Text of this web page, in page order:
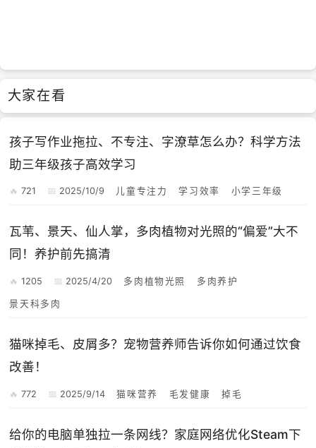
大家在看
孩子写作业拖拉、不专注、字潦草怎么办？科学方法
助三年级孩子高效学习
721 2025/10/9 儿童专注力 学习效率 小学三年级
瓦苇、景天、仙人掌，多肉植物对光照的“偏爱”大不
同！养护前先搞清
1205 2025/4/20 多肉植物光照 多肉养护
景天科多肉
猫咪掉毛、皮屑多？宠物营养师告诉你如何通过饮食
改善！
772 2025/9/14 猫咪营养 毛发健康 掉毛
给你的电脑单独拉一条网线？家庭网络优化Steam下